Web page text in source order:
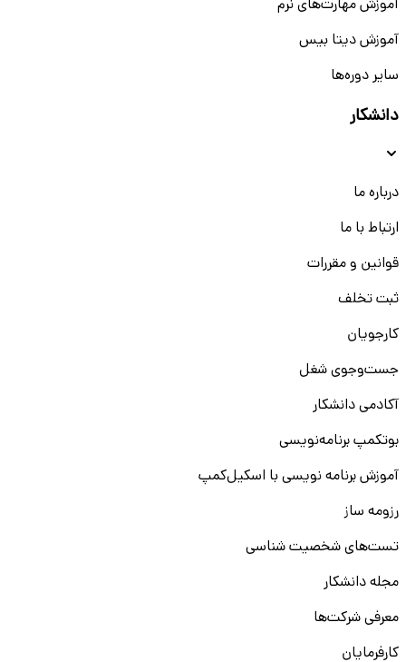
آموزش مهارت‌های نرم
آموزش دیتا بیس
سایر دوره‌ها
دانشکار
درباره ما
ارتباط با ما
قوانین و مقررات
ثبت تخلف
کارجویان
جست‌و‌جوی شغل
آکادمی دانشکار
بوتکمپ برنامه‌نویسی
آموزش برنامه نویسی با اسکیل‌کمپ
رزومه ساز
تست‌های شخصیت شناسی
مجله دانشکار
معرفی شرکت‌ها
کارفرمایان